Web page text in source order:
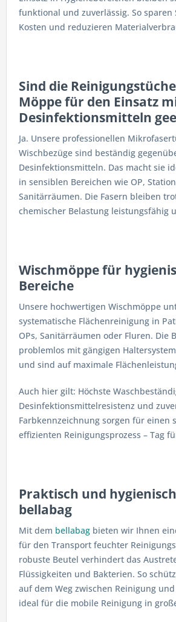
funktional und zuverlässig. So sparen
Kosten und reduzieren
Sind die
Möppe für den Einsatz
Desinfektionsmitteln
Ja. Unsere professionellen
Wischbezüge sind beständig
Desinfektionsmitteln. Das macht sie
in sensiblen Bereichen wie OP,
Sanitärräumen. Die Fasern bleiben
chemischer Belastung leistungsfähig
Wischmöppe für
Bereiche
Unsere hochwertigen Wischmöppe
systematische Flächenreinigung in
OPs, Sanitärräumen oder Fluren. Die
problemlos mit gängigen
und sind auf maximale
Auch hier gilt: Höchste
Desinfektionsmittelresistenz und
Farbkennzeichnung sorgen für einen
effizienten Reinigungsprozess – Tag
Praktisch und
bellabag
Mit dem bellabag bieten wir Ihnen
für den Transport feuchter
robuste Beutel verhindert das
Flüssigkeiten und Bakterien. So
auf dem Weg zwischen Reinigung
ideal für die mobile Reinigung in